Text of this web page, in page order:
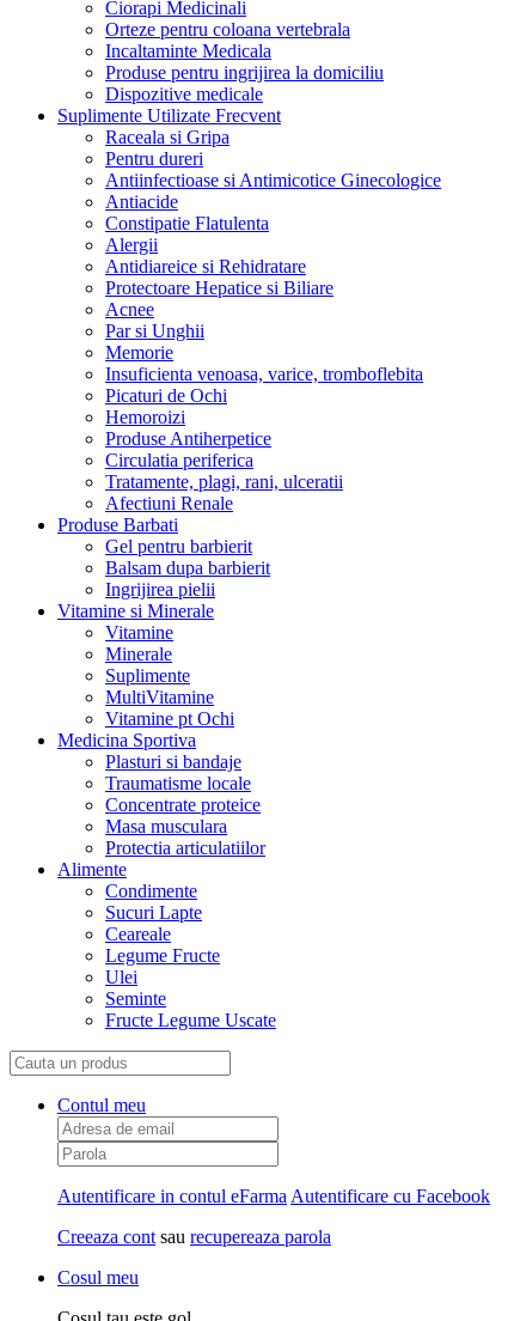
Ciorapi Medicinali
Orteze pentru coloana vertebrala
Incaltaminte Medicala
Produse pentru ingrijirea la domiciliu
Dispozitive medicale
Suplimente Utilizate Frecvent
Raceala si Gripa
Pentru dureri
Antiinfectioase si Antimicotice Ginecologice
Antiacide
Constipatie Flatulenta
Alergii
Antidiareice si Rehidratare
Protectoare Hepatice si Biliare
Acnee
Par si Unghii
Memorie
Insuficienta venoasa, varice, tromboflebita
Picaturi de Ochi
Hemoroizi
Produse Antiherpetice
Circulatia periferica
Tratamente, plagi, rani, ulceratii
Afectiuni Renale
Produse Barbati
Gel pentru barbierit
Balsam dupa barbierit
Ingrijirea pielii
Vitamine si Minerale
Vitamine
Minerale
Suplimente
MultiVitamine
Vitamine pt Ochi
Medicina Sportiva
Plasturi si bandaje
Traumatisme locale
Concentrate proteice
Masa musculara
Protectia articulatiilor
Alimente
Condimente
Sucuri Lapte
Ceareale
Legume Fructe
Ulei
Seminte
Fructe Legume Uscate
Contul meu
Autentificare in contul eFarma Autentificare cu Facebook
Creeaza cont sau recupereaza parola
Cosul meu